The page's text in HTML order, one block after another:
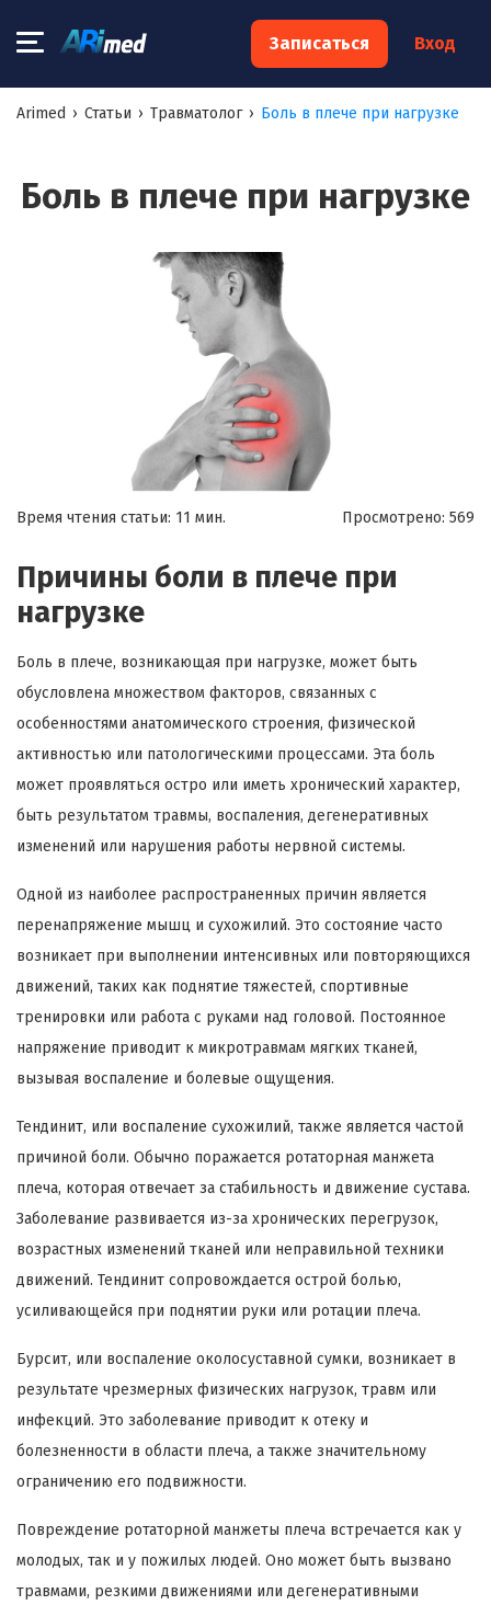
Записаться Вход
Arimed › Статьи › Травматолог › Боль в плече при нагрузке
Боль в плече при нагрузке
Время чтения статьи: 11 мин. Просмотрено: 569
Причины боли в плече при
нагрузке
Боль в плече, возникающая при нагрузке, может быть
обусловлена множеством факторов, связанных с
особенностями анатомического строения, физической
активностью или патологическими процессами. Эта боль
может проявляться остро или иметь хронический характер,
быть результатом травмы, воспаления, дегенеративных
изменений или нарушения работы нервной системы.
Одной из наиболее распространенных причин является
перенапряжение мышц и сухожилий. Это состояние часто
возникает при выполнении интенсивных или повторяющихся
движений, таких как поднятие тяжестей, спортивные
тренировки или работа с руками над головой. Постоянное
напряжение приводит к микротравмам мягких тканей,
вызывая воспаление и болевые ощущения.
Тендинит, или воспаление сухожилий, также является частой
причиной боли. Обычно поражается ротаторная манжета
плеча, которая отвечает за стабильность и движение сустава.
Заболевание развивается из-за хронических перегрузок,
возрастных изменений тканей или неправильной техники
движений. Тендинит сопровождается острой болью,
усиливающейся при поднятии руки или ротации плеча.
Бурсит, или воспаление околосуставной сумки, возникает в
результате чрезмерных физических нагрузок, травм или
инфекций. Это заболевание приводит к отеку и
болезненности в области плеча, а также значительному
ограничению его подвижности.
Повреждение ротаторной манжеты плеча встречается как у
молодых, так и у пожилых людей. Оно может быть вызвано
травмами, резкими движениями или дегенеративными
×
Запишитесь на консультацию к
Я согласен на обработку моих персональных данных